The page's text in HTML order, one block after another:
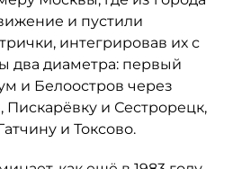
и пустили
интегрировав их с
два диаметра: первый
и Белоостров через
и Сестрорецк,
и Токсово.